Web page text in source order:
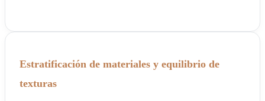
Estratificación de materiales y equilibrio de
texturas